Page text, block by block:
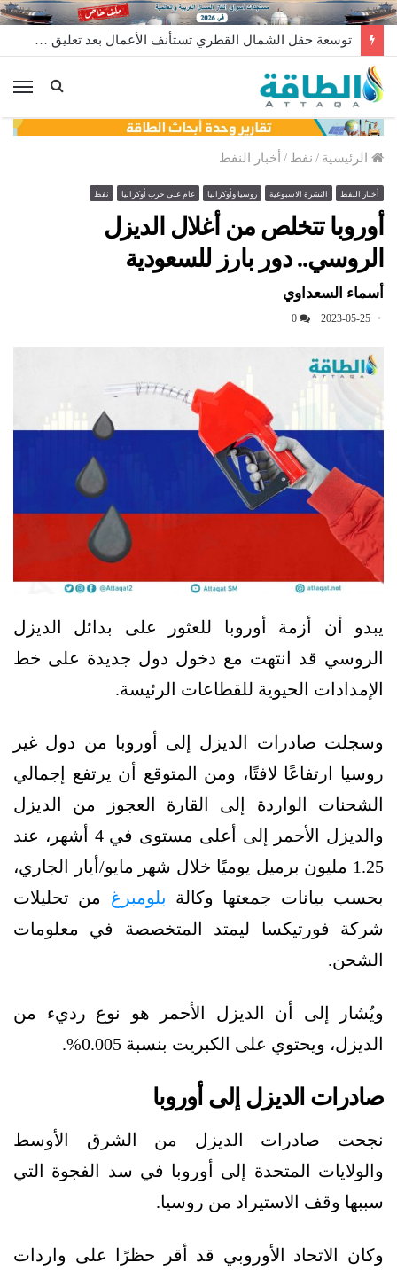
توسعة حقل الشمال القطري تستأنف الأعمال بعد تعليق مؤقت
الرئيسية / نفط / أخبار النفط
أخبار النفط النشرة الاسبوعية روسيا وأوكرانيا عام على حرب أوكرانيا نفط
أوروبا تتخلص من أغلال الديزل
الروسي.. دور بارز للسعودية
أسماء السعداوي
2023-05-25
0
يبدو أن أزمة أوروبا للعثور على بدائل الديزل
الروسي قد انتهت مع دخول دول جديدة على خط
الإمدادات الحيوية للقطاعات الرئيسة.
وسجلت صادرات الديزل إلى أوروبا من دول غير
روسيا ارتفاعًا لافتًا، ومن المتوقع أن يرتفع إجمالي
الشحنات الواردة إلى القارة العجوز من الديزل
والديزل الأحمر إلى أعلى مستوى في 4 أشهر، عند
1.25 مليون برميل يوميًا خلال شهر مايو/أيار الجاري،
بحسب بيانات جمعتها وكالة بلومبرغ من تحليلات
شركة فورتيكسا ليمتد المتخصصة في معلومات
الشحن.
ويُشار إلى أن الديزل الأحمر هو نوع رديء من
الديزل، ويحتوي على الكبريت بنسبة 0.005%.
صادرات الديزل إلى أوروبا
نجحت صادرات الديزل من الشرق الأوسط
والولايات المتحدة إلى أوروبا في سد الفجوة التي
سببها وقف الاستيراد من روسيا.
وكان الاتحاد الأوروبي قد أقر حظرًا على واردات